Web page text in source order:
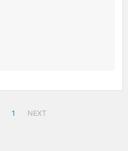
1 NEXT